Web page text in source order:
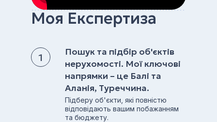
Моя Експертиза
Пошук та підбір об'єктів
нерухомості. Мої ключові
напрямки – це Балі та
Аланія, Туреччина.
Підберу об'єкти, які повністю
відповідають вашим побажанням
та бюджету.